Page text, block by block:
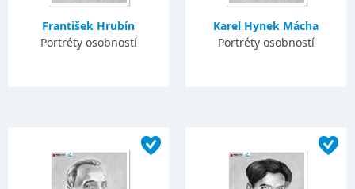
František Hrubín
Portréty osobností
Karel Hynek Mácha
Portréty osobností